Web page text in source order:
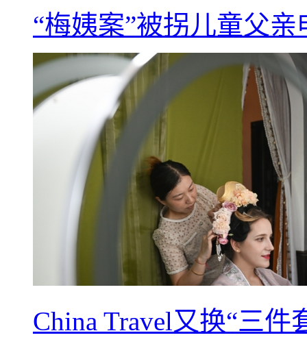
“梅姨案”被拐儿童父
China Travel又换“三